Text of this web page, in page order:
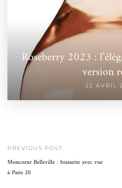
Roseberry 2023 :
version
22 AVRIL
PREVIOUS POST
Moncoeur Belleville : brasserie avec vue
à Paris 20